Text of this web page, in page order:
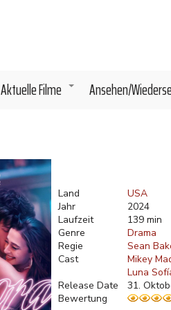
+
Aktuelle Filme Ansehen/
Land
USA
Jahr
2024
Laufzeit
139 min
Genre
Drama
Regie
Sean
Cast
Mikey
Luna
Release Date
31.
Bewertung